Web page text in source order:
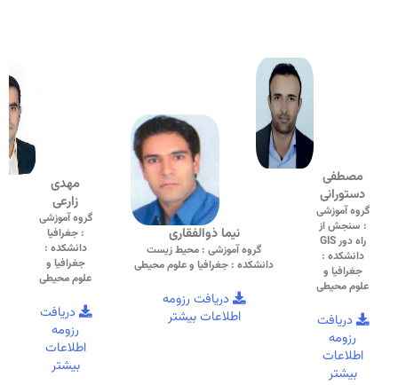
مصطفی
دستورانی
گروه آموزشی
: سنجش از
راه دور GIS
دانشکده :
جغرافیا و
علوم محیطی
دریافت
رزومه
اطلاعات
بیشتر
نیما ذوالفقاری
گروه آموزشی : محیط زیست
دانشکده : جغرافیا و علوم محیطی
دریافت رزومه
اطلاعات بیشتر
مهدی
زارعی
گروه آموزشی
: جغرافیا
دانشکده :
جغرافیا و
علوم محیطی
دریافت
رزومه
اطلاعات
بیشتر